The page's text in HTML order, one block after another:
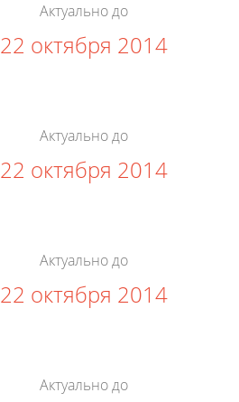
Актуально до
22 октября 2014
Актуально до
22 октября 2014
Актуально до
22 октября 2014
Актуально до